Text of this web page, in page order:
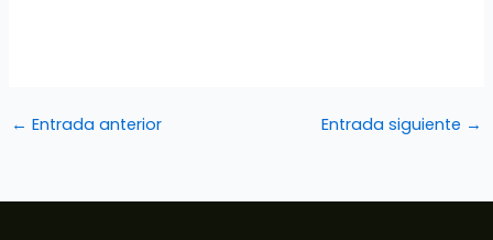
← Entrada anterior Entrada siguiente →